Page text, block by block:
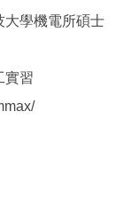
大學機電所碩士
實習